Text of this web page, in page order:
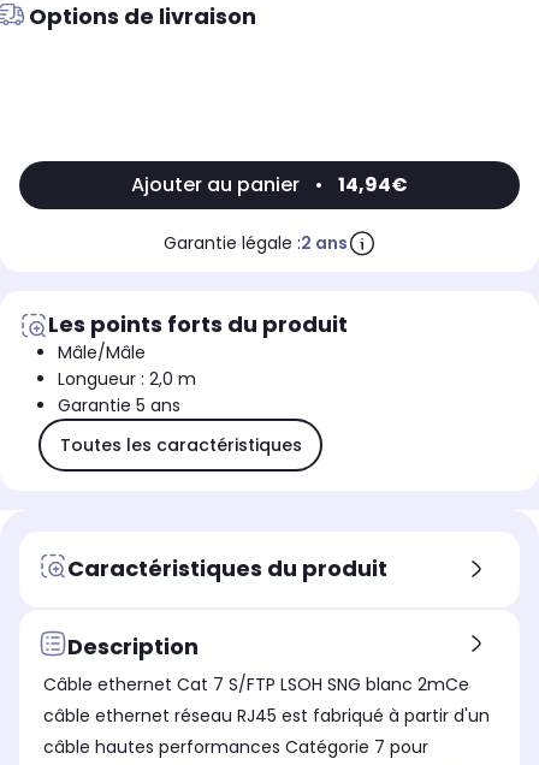
Options de livraison
Ajouter au panier • 14,94€
Garantie légale :2 ans
Les points forts du produit
Mâle/Mâle
Longueur : 2,0 m
Garantie 5 ans
Toutes les caractéristiques
Caractéristiques du produit
Description
Câble ethernet Cat 7 S/FTP LSOH SNG blanc 2mCe
câble ethernet réseau RJ45 est fabriqué à partir d'un
câble hautes performances Catégorie 7 pour